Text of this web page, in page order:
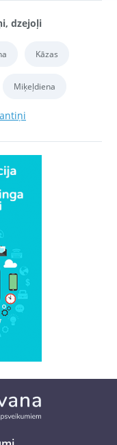
dzejoļi
Kāzas
Miķeļdiena